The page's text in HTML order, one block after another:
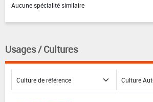
Aucune spécialité similaire
Usages / Cultures